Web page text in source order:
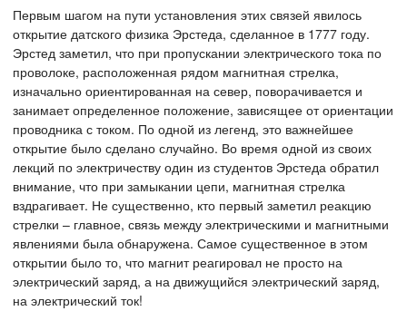
Первым шагом на пути установления этих связей явилось
открытие датского физика Эрстеда, сделанное в 1777 году.
Эрстед заметил, что при пропускании электрического тока по
проволоке, расположенная рядом магнитная стрелка,
изначально ориентированная на север, поворачивается и
занимает определенное положение, зависящее от ориентации
проводника с током. По одной из легенд, это важнейшее
открытие было сделано случайно. Во время одной из своих
лекций по электричеству один из студентов Эрстеда обратил
внимание, что при замыкании цепи, магнитная стрелка
вздрагивает. Не существенно, кто первый заметил реакцию
стрелки – главное, связь между электрическими и магнитными
явлениями была обнаружена. Самое существенное в этом
открытии было то, что магнит реагировал не просто на
электрический заряд, а на движущийся электрический заряд,
на электрический ток!